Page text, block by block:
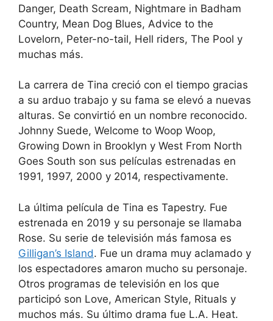
Danger, Death Scream, Nightmare in Badham
Country, Mean Dog Blues, Advice to the
Lovelorn, Peter-no-tail, Hell riders, The Pool y
muchas más.
La carrera de Tina creció con el tiempo gracias
a su arduo trabajo y su fama se elevó a nuevas
alturas. Se convirtió en un nombre reconocido.
Johnny Suede, Welcome to Woop Woop,
Growing Down in Brooklyn y West From North
Goes South son sus películas estrenadas en
1991, 1997, 2000 y 2014, respectivamente.
La última película de Tina es Tapestry. Fue
estrenada en 2019 y su personaje se llamaba
Rose. Su serie de televisión más famosa es
Gilligan’s Island. Fue un drama muy aclamado y
los espectadores amaron mucho su personaje.
Otros programas de televisión en los que
participó son Love, American Style, Rituals y
muchos más. Su último drama fue L.A. Heat.